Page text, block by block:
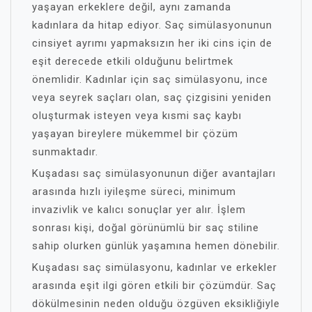
yaşayan erkeklere değil, aynı zamanda
kadınlara da hitap ediyor. Saç simülasyonunun
cinsiyet ayrımı yapmaksızın her iki cins için de
eşit derecede etkili olduğunu belirtmek
önemlidir. Kadınlar için saç simülasyonu, ince
veya seyrek saçları olan, saç çizgisini yeniden
oluşturmak isteyen veya kısmi saç kaybı
yaşayan bireylere mükemmel bir çözüm
sunmaktadır.
Kuşadası saç simülasyonunun diğer avantajları
arasında hızlı iyileşme süreci, minimum
invazivlik ve kalıcı sonuçlar yer alır. İşlem
sonrası kişi, doğal görünümlü bir saç stiline
sahip olurken günlük yaşamına hemen dönebilir.
Kuşadası saç simülasyonu, kadınlar ve erkekler
arasında eşit ilgi gören etkili bir çözümdür. Saç
dökülmesinin neden olduğu özgüven eksikliğiyle